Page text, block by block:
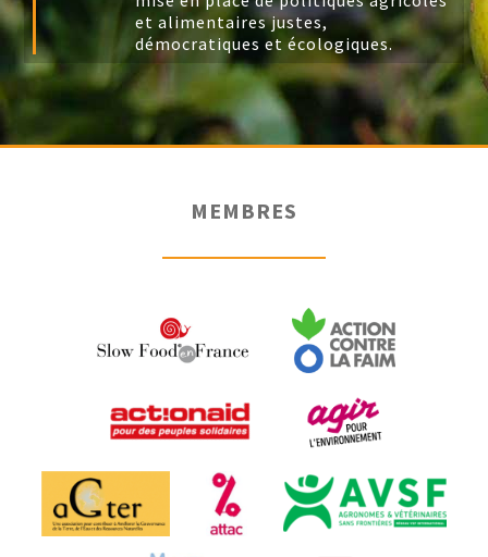
et alimentaires justes,
démocratiques et écologiques.
MEMBRES